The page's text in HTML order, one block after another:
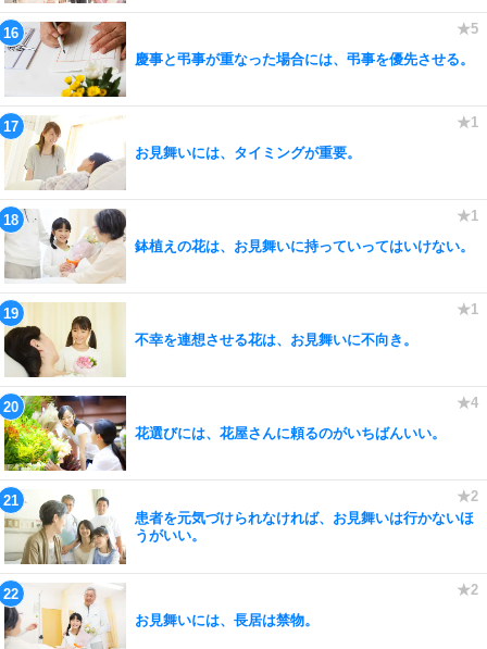
慶事と弔事が重なった場合には、弔事を優先させる。
お見舞いには、タイミングが重要。
鉢植えの花は、お見舞いに持っていってはいけない。
不幸を連想させる花は、お見舞いに不向き。
花選びには、花屋さんに頼るのがいちばんいい。
患者を元気づけられなければ、お見舞いは行かないほ
うがいい。
お見舞いには、長居は禁物。